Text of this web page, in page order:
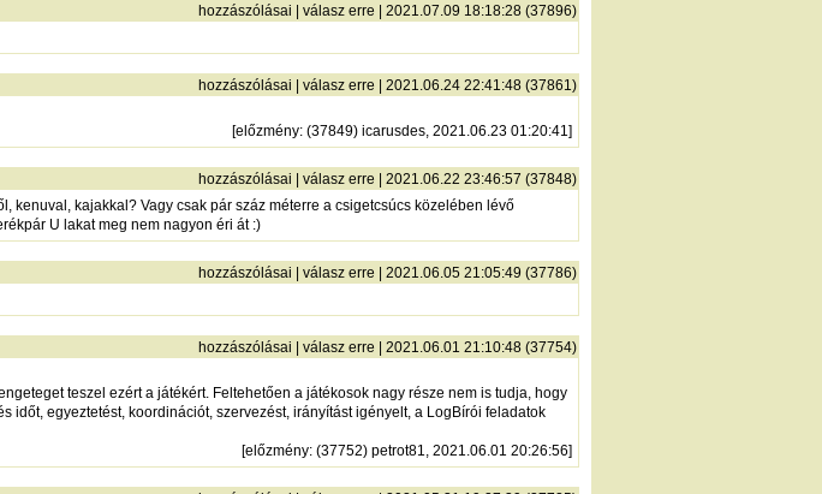
hozzászólásai | válasz erre | 2021.07.09 18:18:28 (37896)
hozzászólásai | válasz erre | 2021.06.24 22:41:48 (37861)
[előzmény: (37849) icarusdes, 2021.06.23 01:20:41]
hozzászólásai | válasz erre | 2021.06.22 23:46:57 (37848)
kenuval, kajakkal? Vagy csak pár száz méterre a csigetcsúcs közelében lévő
U lakat meg nem nagyon éri át :)
hozzászólásai | válasz erre | 2021.06.05 21:05:49 (37786)
hozzászólásai | válasz erre | 2021.06.01 21:10:48 (37754)
teszel ezért a játékért. Feltehetően a játékosok nagy része nem is tudja, hogy
egyeztetést, koordinációt, szervezést, irányítást igényelt, a LogBírói feladatok
[előzmény: (37752) petrot81, 2021.06.01 20:26:56]